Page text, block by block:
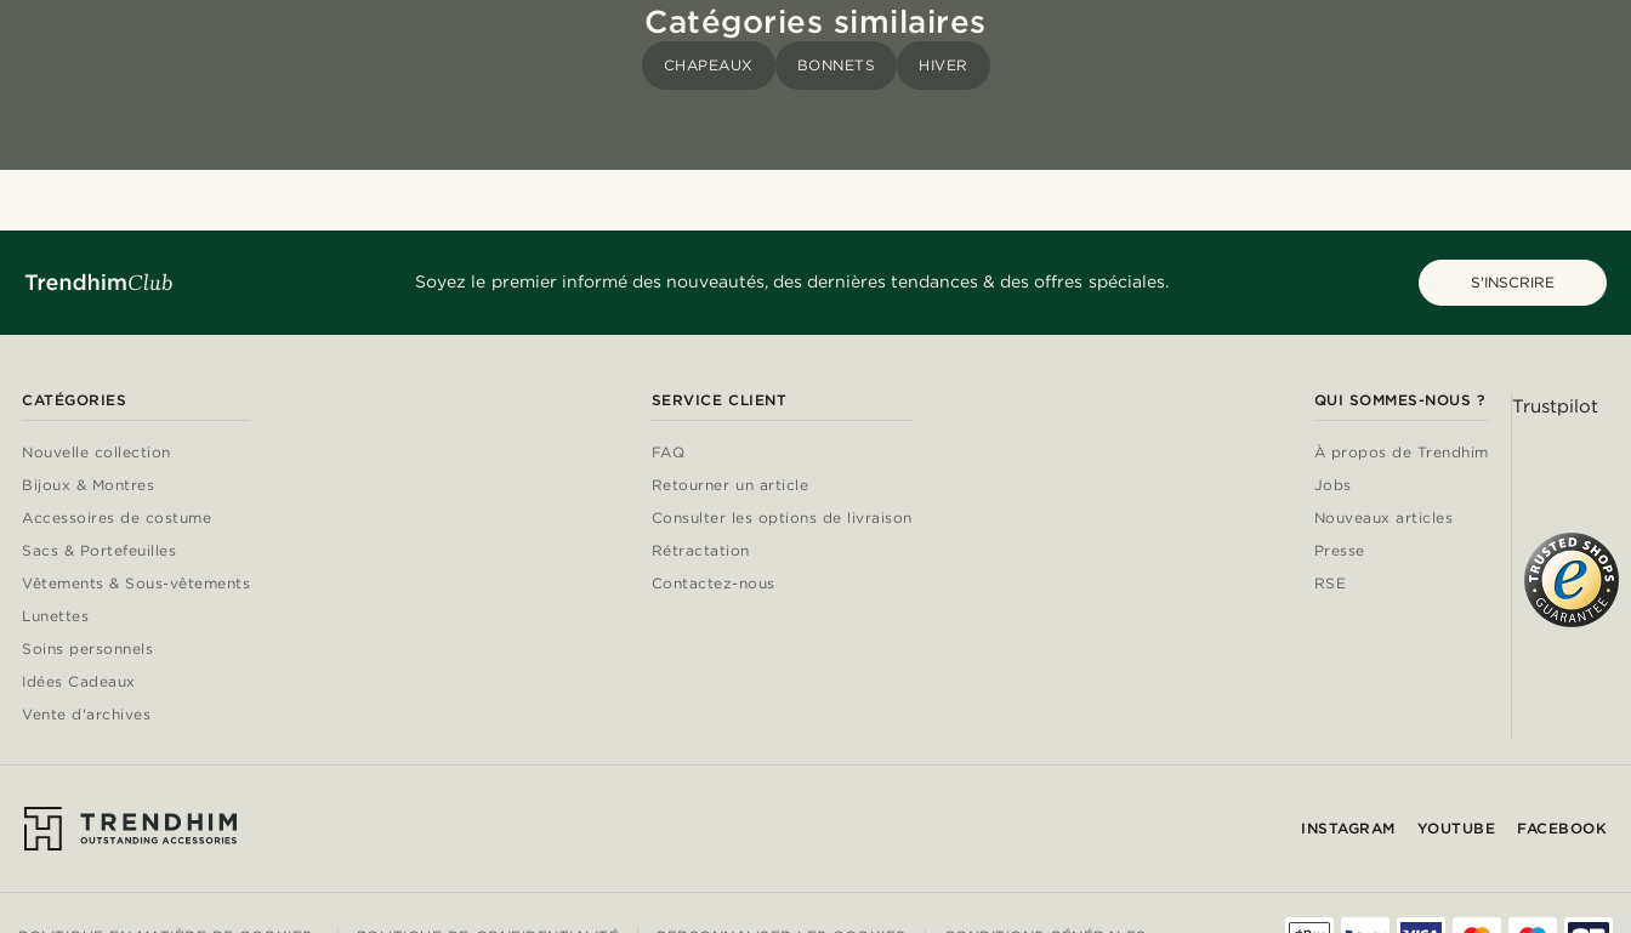
Catégories similaires
CHAPEAUX BONNETS HIVER
Soyez le premier informé des nouveautés, des dernières tendances & des offres spéciales. S'INSCRIRE
CATÉGORIES
Nouvelle collection
Bijoux & Montres
Accessoires de costume
Sacs & Portefeuilles
Vêtements & Sous-vêtements
Lunettes
Soins personnels
Idées Cadeaux
Vente d'archives
SERVICE CLIENT
FAQ
Retourner un article
Consulter les options de livraison
Rétractation
Contactez-nous
QUI SOMMES-NOUS ?
À propos de Trendhim
Jobs
Nouveaux articles
Presse
RSE
Trustpilot
INSTAGRAM YOUTUBE FACEBOOK